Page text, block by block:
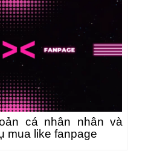
cá nhân nhân và
mua like fanpage